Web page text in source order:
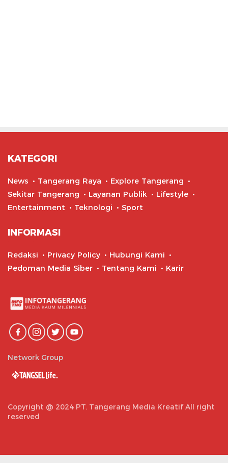
KATEGORI
News Tangerang Raya
Explore Tangerang
Sekitar Tangerang
Layanan Publik
Lifestyle
Entertainment
Teknologi Sport
INFORMASI
Redaksi Privacy Policy
Hubungi Kami
Pedoman Media Siber
Tentang Kami Karir
Network Group
Copyright @ 2024 PT. Tangerang Media Kreatif All right
reserved